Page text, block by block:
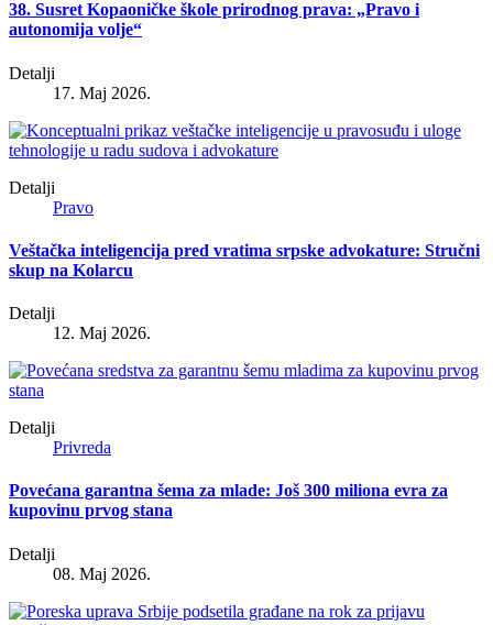
38. Susret Kopaoničke škole prirodnog prava: „Pravo i
autonomija volje“
Detalji
17. Maj 2026.
Detalji
Pravo
Veštačka inteligencija pred vratima srpske advokature: Stručni
skup na Kolarcu
Detalji
12. Maj 2026.
Detalji
Privreda
Povećana garantna šema za mlade: Još 300 miliona evra za
kupovinu prvog stana
Detalji
08. Maj 2026.